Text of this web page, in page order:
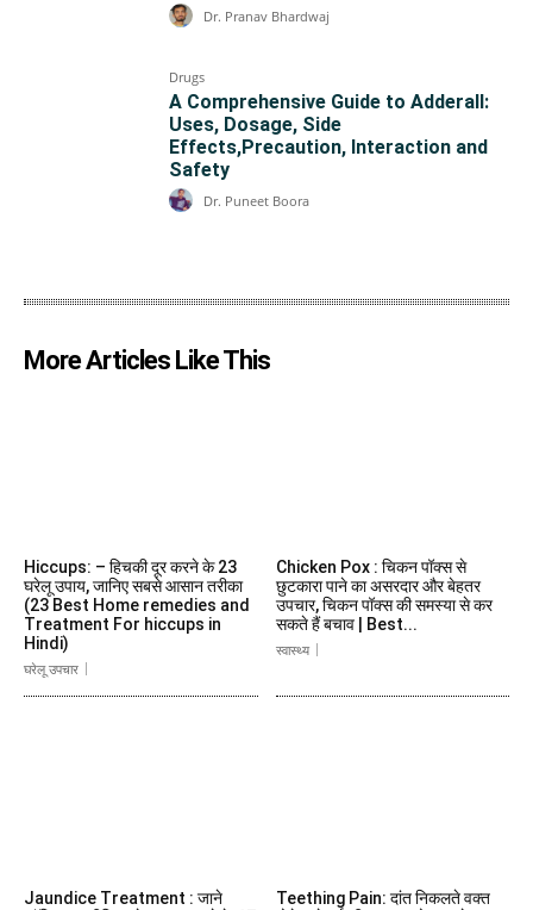
Dr. Pranav Bhardwaj
Drugs
A Comprehensive Guide to Adderall:
Uses, Dosage, Side
Effects,Precaution, Interaction and
Safety
Dr. Puneet Boora
More Articles Like This
Hiccups: – हिचकी दूर करने के 23
घरेलू उपाय, जानिए सबसे आसान तरीका
(23 Best Home remedies and
Treatment For hiccups in
Hindi)
घरेलू उपचार
Chicken Pox : चिकन पॉक्स से
छुटकारा पाने का असरदार और बेहतर
उपचार, चिकन पॉक्स की समस्या से कर
सकते हैं बचाव | Best...
स्वास्थ्य
Jaundice Treatment : जाने
Teething Pain: दांत निकलते वक्त